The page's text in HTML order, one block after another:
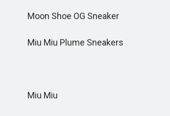
Moon Shoe OG Sneaker
Miu Miu Plume Sneakers
Miu Miu